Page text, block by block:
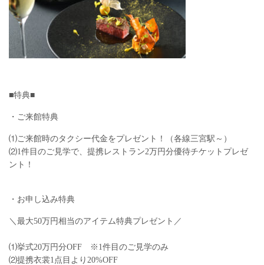
■特典■
・ご来館特典
⑴ご来館時のタクシー代金をプレゼント！（各線三宮駅～）
⑵1件目のご見学で、提携レストラン2万円分優待チケットプレゼ
ント！
・お申し込み特典
＼最大50万円相当のアイテム特典プレゼント／
⑴挙式20万円分OFF ※1件目のご見学のみ
⑵提携衣裳1点目より20%OFF